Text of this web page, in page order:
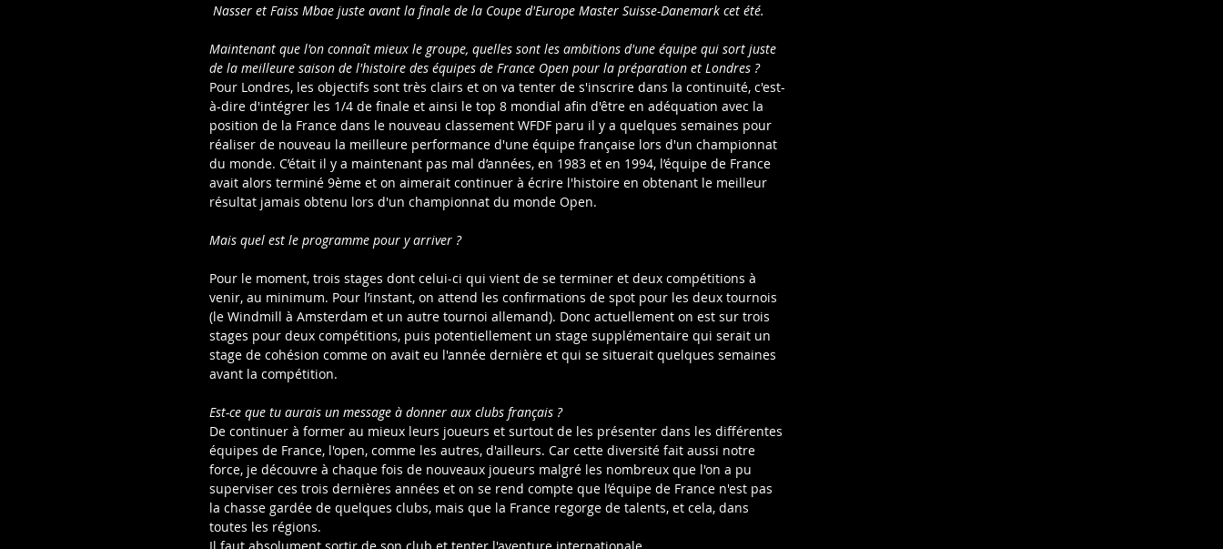
Nasser et Faiss Mbae juste avant la finale de la Coupe d'Europe Master Suisse-Danemark cet été.
Maintenant que l'on connaît mieux le groupe, quelles sont les ambitions d'une équipe qui sort juste
de la meilleure saison de l'histoire des équipes de France Open pour la préparation et Londres ?
Pour Londres, les objectifs sont très clairs et on va tenter de s'inscrire dans la continuité, c'est-
à-dire d'intégrer les 1/4 de finale et ainsi le top 8 mondial afin d'être en adéquation avec la
position de la France dans le nouveau classement WFDF paru il y a quelques semaines pour
réaliser de nouveau la meilleure performance d'une équipe française lors d'un championnat
du monde. C’était il y a maintenant pas mal d’années, en 1983 et en 1994, l’équipe de France
avait alors terminé 9ème et on aimerait continuer à écrire l'histoire en obtenant le meilleur
résultat jamais obtenu lors d'un championnat du monde Open.
Mais quel est le programme pour y arriver ?
Pour le moment, trois stages dont celui-ci qui vient de se terminer et deux compétitions à
venir, au minimum. Pour l’instant, on attend les confirmations de spot pour les deux tournois
(le Windmill à Amsterdam et un autre tournoi allemand). Donc actuellement on est sur trois
stages pour deux compétitions, puis potentiellement un stage supplémentaire qui serait un
stage de cohésion comme on avait eu l'année dernière et qui se situerait quelques semaines
avant la compétition.
Est-ce que tu aurais un message à donner aux clubs français ?
De continuer à former au mieux leurs joueurs et surtout de les présenter dans les différentes
équipes de France, l'open, comme les autres, d'ailleurs. Car cette diversité fait aussi notre
force, je découvre à chaque fois de nouveaux joueurs malgré les nombreux que l'on a pu
superviser ces trois dernières années et on se rend compte que l’équipe de France n'est pas
la chasse gardée de quelques clubs, mais que la France regorge de talents, et cela, dans
toutes les régions.